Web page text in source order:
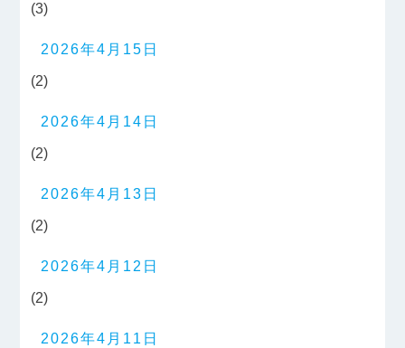
(3)
2026年4月15日
(2)
2026年4月14日
(2)
2026年4月13日
(2)
2026年4月12日
(2)
2026年4月11日